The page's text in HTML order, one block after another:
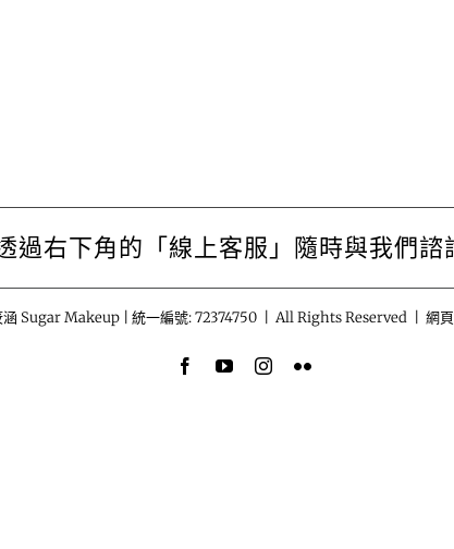
過右下角的「線上客服」隨時與我們諮
Sugar Makeup | 統一編號: 72374750 | All Rights Reserved | 網頁
FacebookYouTubeInstagram
Flickr